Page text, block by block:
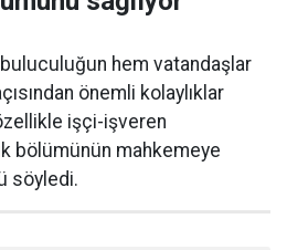
hem vatandaşlar
önemli kolaylıklar
işçi-işveren
bölümünün mahkemeye
söyledi.